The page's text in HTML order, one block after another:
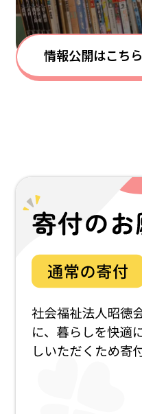
情報公開はこちら